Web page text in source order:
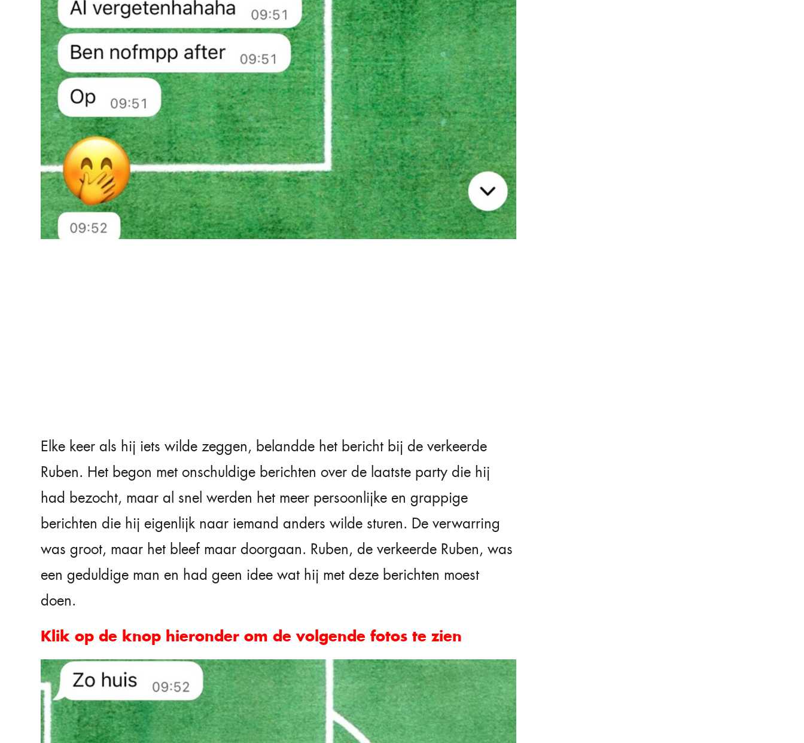
Elke keer als hij iets wilde zeggen, belandde het bericht bij de verkeerde
Ruben. Het begon met onschuldige berichten over de laatste party die hij
had bezocht, maar al snel werden het meer persoonlijke en grappige
berichten die hij eigenlijk naar iemand anders wilde sturen. De verwarring
was groot, maar het bleef maar doorgaan. Ruben, de verkeerde Ruben, was
een geduldige man en had geen idee wat hij met deze berichten moest
doen.
Klik op de knop hieronder om de volgende fotos te zien